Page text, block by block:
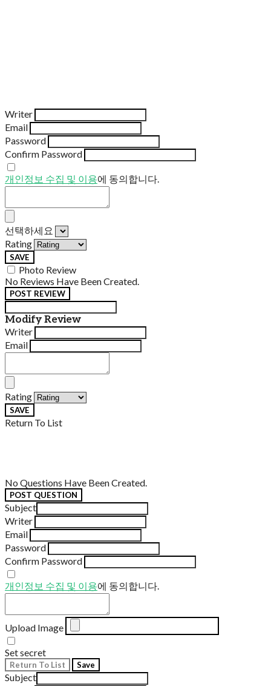
Writer
Email
Password
Confirm Password
개인정보 수집 및 이용에 동의합니다.
선택하세요
Rating
SAVE
Photo Review
No Reviews Have Been Created.
POST REVIEW
Modify Review
Writer
Email
Rating
SAVE
Return To List
No Questions Have Been Created.
POST QUESTION
Subject
Writer
Email
Password
Confirm Password
개인정보 수집 및 이용에 동의합니다.
Upload Image
Set secret
Return To List Save
Subject